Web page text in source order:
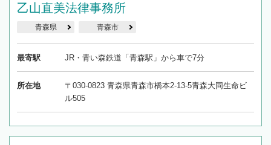
乙山直美法律事務所
青森県 青森市
最寄駅 JR・青い森鉄道「青森駅」から車で7分
所在地
〒030-0823 青森県青森市橋本2-13-5青森大同生命ビ
ル505